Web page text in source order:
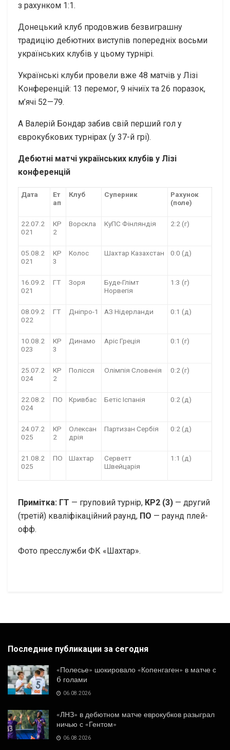
з рахунком 1:1.
Донецький клуб продовжив безвиграшну
традицію дебютних виступів попередніх восьми
українських клубів у цьому турнірі.
Українські клуби провели вже 48 матчів у Лізі
Конференцій: 13 перемог, 9 нічиїх та 26 поразок,
м’ячі 52—79.
А Валерій Бондар забив свій перший гол у
єврокубкових турнірах (у 37-й грі).
Дебютні матчі українських клубів у Лізі
конференцій
Дата
Ет
ап
Клуб Суперник
Рахунок
(поле)
22.07.2
021
КР
2
Ворскла КуПС Фінляндія 2:2 (г)
05.08.2
021
КР
3
Колос Шахтар Казахстан 0:0 (д)
16.09.2
021
ГТ Зоря
Буде-Глімт
Норвегія
1:3 (г)
08.09.2
022
ГТ Дніпро-1 АЗ Нідерланди 0:1 (д)
10.08.2
023
КР
3
Динамо Аріс Греція 0:1 (г)
25.07.2
024
КР
2
Полісся Олімпія Словенія 0:2 (г)
22.08.2
024
ПО Кривбас Бетіс Іспанія 0:2 (д)
24.07.2
025
КР
2
Олексан
дрія
Партизан Сербія 0:2 (д)
21.08.2
025
ПО Шахтар
Серветт
Швейцарія
1:1 (д)
Примітка: ГТ — груповий турнір, КР2 (3) — другий
(третій) кваліфікаційний раунд, ПО — раунд плей-
офф.
Фото пресслужби ФК «Шахтар».
Последние публикации за сегодня
«Полесье» шокировало «Копенгаген» в матче с
6 голами
06.08.2026
«ЛНЗ» в дебютном матче еврокубков разыграл
ничью с «Гентом»
06.08.2026